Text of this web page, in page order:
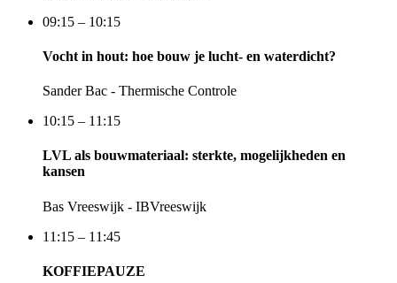
09:15 – 10:15
Vocht in hout: hoe bouw je lucht- en waterdicht?
Sander Bac - Thermische Controle
10:15 – 11:15
LVL als bouwmateriaal: sterkte, mogelijkheden en
kansen
Bas Vreeswijk - IBVreeswijk
11:15 – 11:45
KOFFIEPAUZE